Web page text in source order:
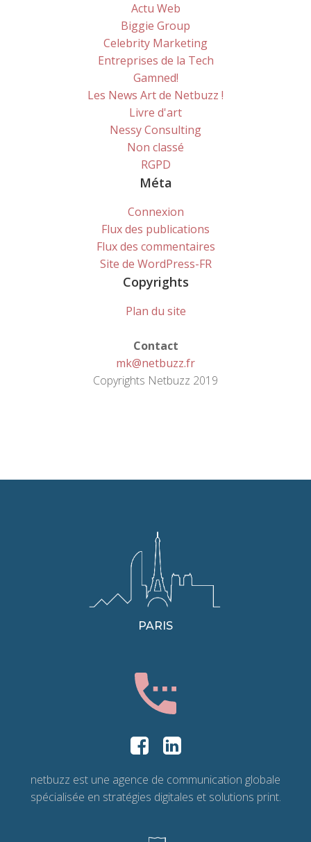
Actu Web
Biggie Group
Celebrity Marketing
Entreprises de la Tech
Gamned!
Les News Art de Netbuzz !
Livre d'art
Nessy Consulting
Non classé
RGPD
Méta
Connexion
Flux des publications
Flux des commentaires
Site de WordPress-FR
Copyrights
Plan du site
Contact
mk@netbuzz.fr
Copyrights Netbuzz 2019
PARIS
netbuzz est une agence de communication globale
spécialisée en stratégies digitales et solutions print.